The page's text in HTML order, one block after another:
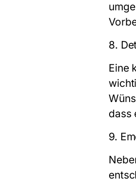
8.
Eine
dass
9.